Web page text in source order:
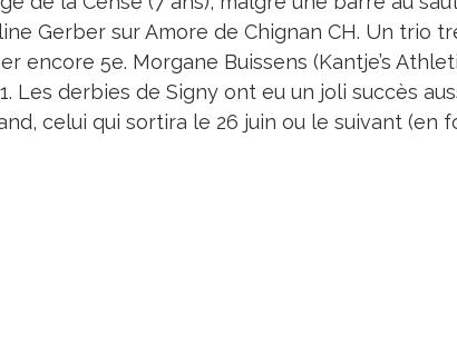
Gerber sur Amore de Chignan CH. Un trio
encore 5e. Morgane Buissens (Kantje’s
Les derbies de Signy ont eu un joli succès
celui qui sortira le 26 juin ou le suivant (en